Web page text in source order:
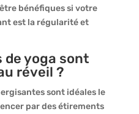
bénéfiques si votre
est la régularité et
de yoga sont
réveil ?
sont idéales le
par des étirements